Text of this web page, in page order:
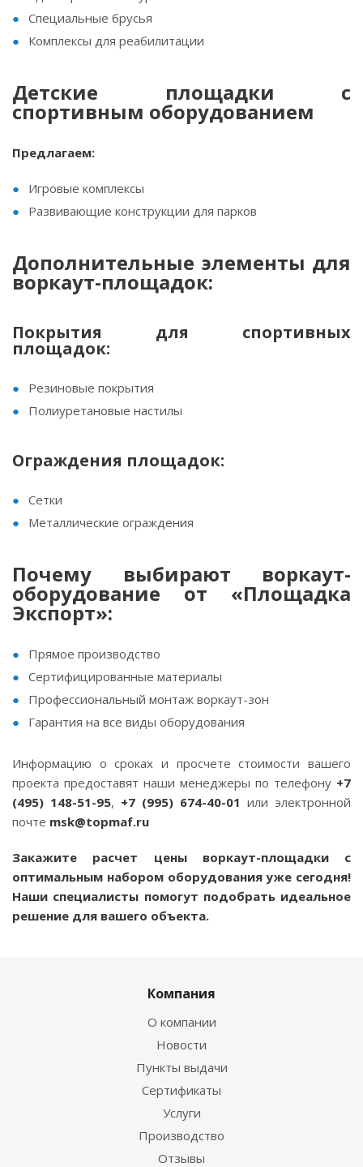
Специальные брусья
Комплексы для реабилитации
Детские площадки с
спортивным оборудованием
Предлагаем:
Игровые комплексы
Развивающие конструкции для парков
Дополнительные элементы для
воркаут-площадок:
Покрытия для спортивных
площадок:
Резиновые покрытия
Полиуретановые настилы
Ограждения площадок:
Сетки
Металлические ограждения
Почему выбирают воркаут-
оборудование от «Площадка
Экспорт»:
Прямое производство
Сертифицированные материалы
Профессиональный монтаж воркаут-зон
Гарантия на все виды оборудования
Информацию о сроках и просчете стоимости вашего
проекта предоставят наши менеджеры по телефону +7
(495) 148-51-95, +7 (995) 674-40-01 или электронной
почте msk@topmaf.ru
Закажите расчет цены воркаут-площадки с
оптимальным набором оборудования уже сегодня!
Наши специалисты помогут подобрать идеальное
решение для вашего объекта.
Компания
О компании
Новости
Пункты выдачи
Сертификаты
Услуги
Производство
Отзывы